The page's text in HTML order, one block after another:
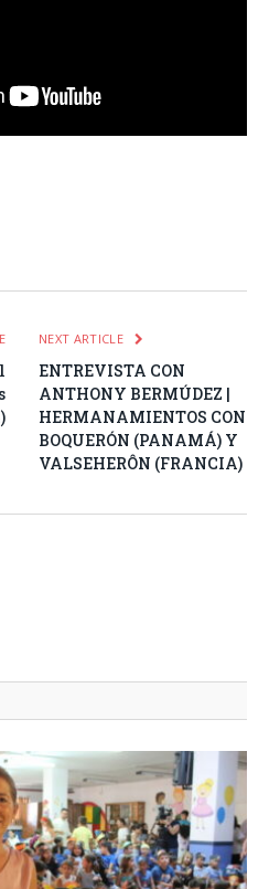
NEXT ARTICLE
ENTREVISTA CON
ANTHONY BERMÚDEZ |
HERMANAMIENTOS CON
BOQUERÓN (PANAMÁ) Y
VALSEHERÔN (FRANCIA)